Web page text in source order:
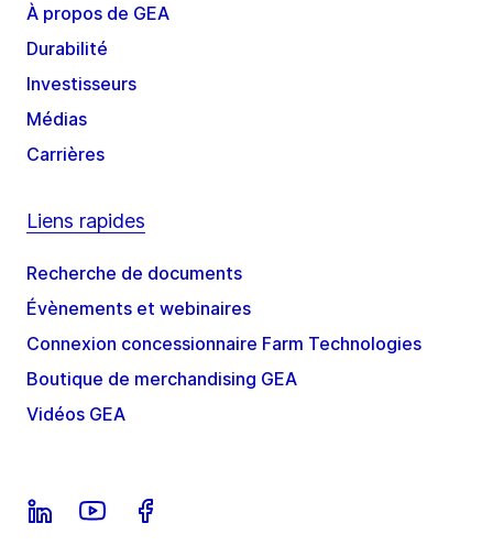
À propos de GEA
Durabilité
Investisseurs
Médias
Carrières
Liens rapides
Recherche de documents
Évènements et webinaires
Connexion concessionnaire Farm Technologies
Boutique de merchandising GEA
Vidéos GEA